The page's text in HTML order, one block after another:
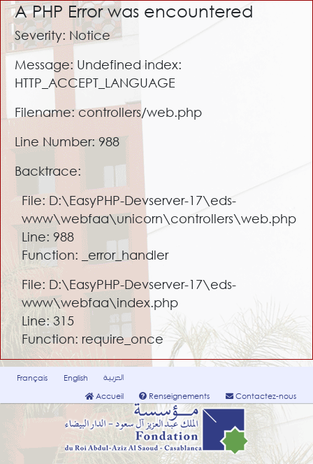
A PHP Error was encountered
Severity: Notice
Message: Undefined index:
HTTP_ACCEPT_LANGUAGE
Filename: controllers/web.php
Line Number: 988
Backtrace:
File: D:\EasyPHP-Devserver-17\eds-
www\webfaa\unicorn\controllers\web.php
Line: 988
Function: _error_handler
File: D:\EasyPHP-Devserver-17\eds-
www\webfaa\index.php
Line: 315
Function: require_once
Français English
العربية
Accueil
Renseignements Contactez-nous